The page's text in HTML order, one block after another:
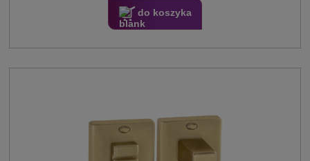
do koszyka